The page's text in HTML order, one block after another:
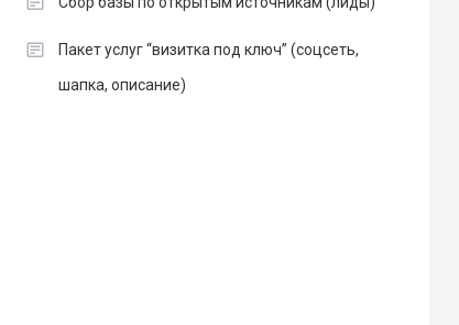
Пакет услуг “визитка под ключ” (соцсеть,
шапка, описание)